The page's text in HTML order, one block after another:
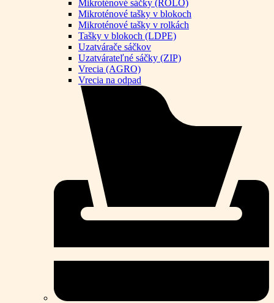
Mikroténové sáčky (ROLO)
Mikroténové tašky v blokoch
Mikroténové tašky v rolkách
Tašky v blokoch (LDPE)
Uzatvárače sáčkov
Uzatvárateľné sáčky (ZIP)
Vrecia (AGRO)
Vrecia na odpad